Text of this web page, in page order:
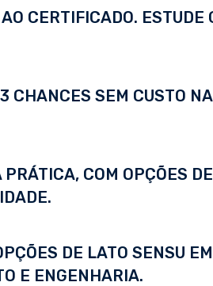
CERTIFICADO.
CHANCES SEM CUSTO
COM OPÇÕES
DE LATO SENSU
E ENGENHARIA.